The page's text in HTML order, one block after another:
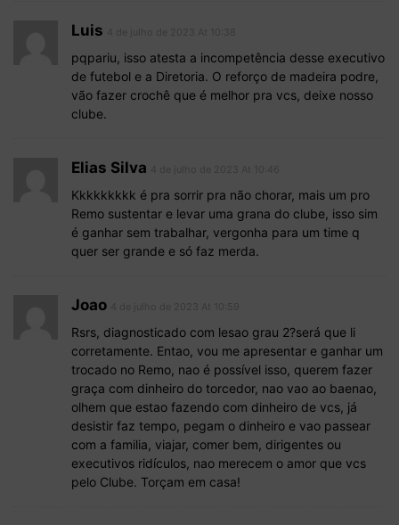
Luis
pqpariu, isso atesta a incompetência desse executivo
de futebol e a Diretoria. O reforço de madeira podre,
vão fazer crochê que é melhor pra vcs, deixe nosso
clube.
Elias Silva
Kkkkkkkkk é pra sorrir pra não chorar, mais um pro
Remo sustentar e levar uma grana do clube, isso sim
é ganhar sem trabalhar, vergonha para um time q
quer ser grande e só faz merda.
Joao
Rsrs, diagnosticado com lesao grau 2?será que li
corretamente. Entao, vou me apresentar e ganhar um
trocado no Remo, nao é possível isso, querem fazer
graça com dinheiro do torcedor, nao vao ao baenao,
olhem que estao fazendo com dinheiro de vcs, já
desistir faz tempo, pegam o dinheiro e vao passear
com a familia, viajar, comer bem, dirigentes ou
executivos ridículos, nao merecem o amor que vcs
pelo Clube. Torçam em casa!